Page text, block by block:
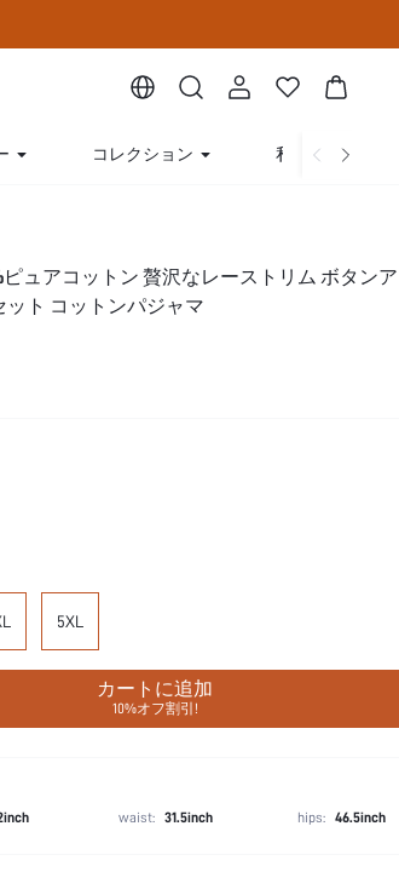
コレクション 私たちについて
ュアコットン 贅沢なレーストリム ボタン
ト コットンパジャマ
5XL
カートに追加
10%オフ割引!
waist: 31.5inch hips: 46.5inch